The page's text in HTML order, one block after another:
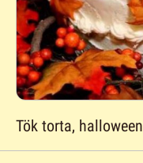
Tök torta, halloween